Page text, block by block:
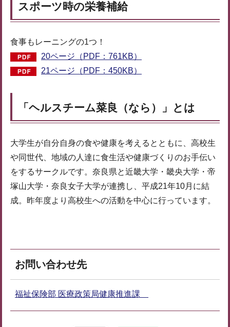
スポーツ時の栄養補給
食事もレーニングの1つ！
20ページ（PDF：761KB）
21ページ（PDF：450KB）
「ヘルスチーム菜良（なら）」とは
大学生が自分自身の食や健康を考えるとともに、高校生
や同世代、地域の人達に食生活や健康づくりのお手伝い
をするサークルです。奈良県と近畿大学・畿央大学・帝
塚山大学・奈良女子大学が連携し、平成21年10月に結
成。昨年度より高校生への活動を中心に行っています。
お問い合わせ先
福祉保険部 医療政策局健康推進課